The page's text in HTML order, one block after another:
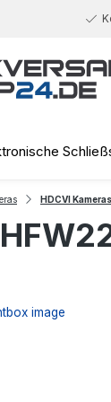
HDCVI Kameras